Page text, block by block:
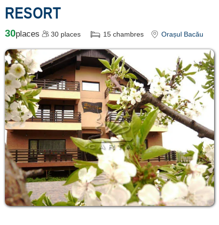
RESORT
30places 30 places 15 chambres Orașul Bacău
condiții
contact
login
Voir toutes les
attractions
touristiques à
Bacău »